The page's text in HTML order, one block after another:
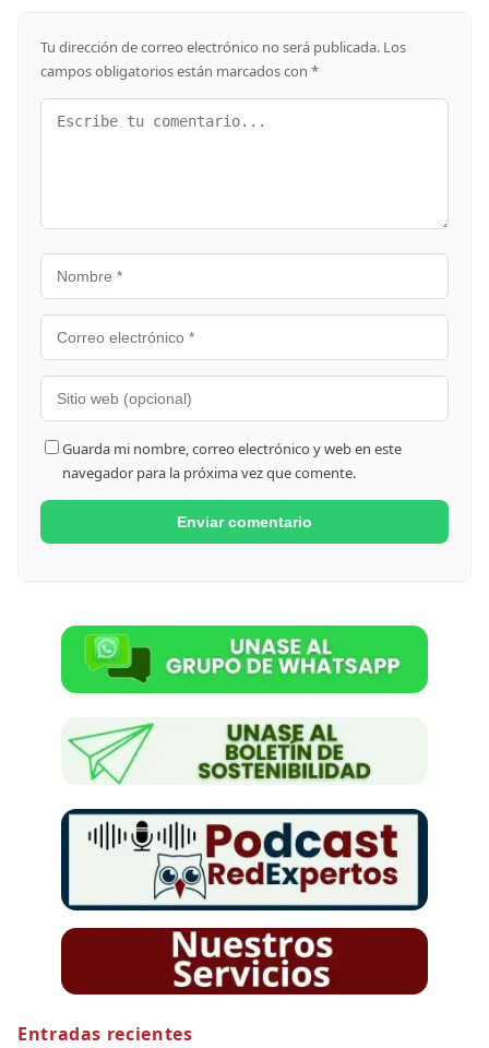
Tu dirección de correo electrónico no será publicada. Los
campos obligatorios están marcados con *
Guarda mi nombre, correo electrónico y web en este
navegador para la próxima vez que comente.
Entradas recientes